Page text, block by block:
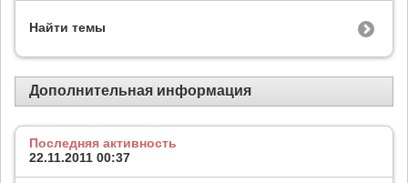
Найти темы
Дополнительная информация
Последняя активность
22.11.2011 00:37